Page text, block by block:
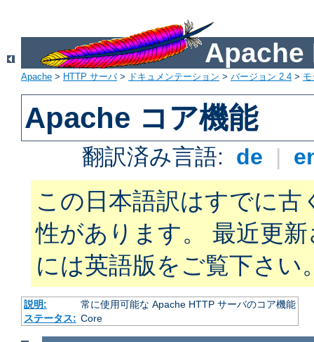
Apache
Apache > HTTP サーバ> ドキュメンテーション > バージョン 2.4 >
Apache コア機能
翻訳済み言語: de |
この日本語訳はすでに古
性があります。 最近更
には英語版をご覧下さい
説明:
常に使用可能な Apache HTTP サーバのコア機能
ステータス: Core